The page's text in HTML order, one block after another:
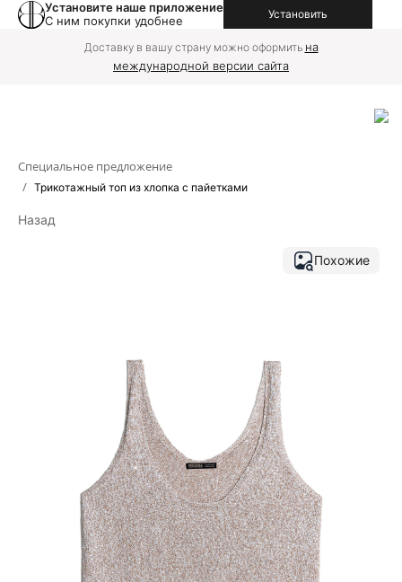
Установите наше приложение
С ним покупки удобнее
Установить
Доставку в вашу страну можно оформить на
международной версии сайта
Специальное предложение
/ Трикотажный топ из хлопка с пайетками
Назад
Похожие